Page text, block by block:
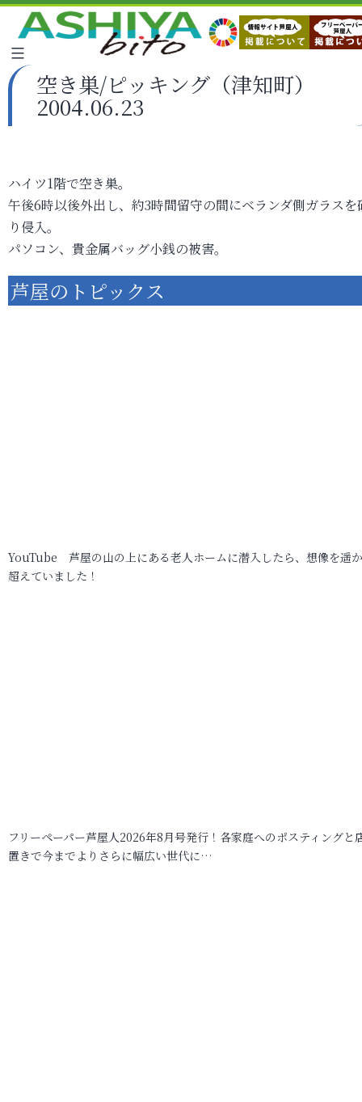
空き巣/ピッキング（津知町）
2004.06.23
ハイツ1階で空き巣。
午後6時以後外出し、約3時間留守の間にベランダ側ガラスを
り侵入。
パソコン、貴金属バッグ小銭の被害。
芦屋のトピックス
YouTube 芦屋の山の上にある老人ホームに潜入したら、想像を遥
超えていました！
フリーペーパー芦屋人2026年8月号発行！各家庭へのポスティングと
置きで今までよりさらに幅広い世代に…